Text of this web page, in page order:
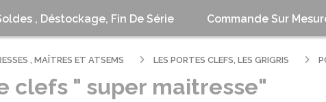
, Déstockage, Fin De Série Commande Sur
, MAÎTRES ET ATSEMS LES PORTES CLEFS, LES GRIGRIS
clefs " super maitresse"